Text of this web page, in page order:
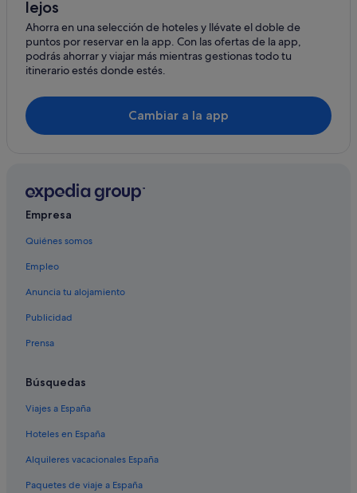
Takapuna hoteles
Herne Bay hoteles
Hoteles baratos en Auckland
Kingsland hoteles
Greenlane hoteles
Milford hoteles
Te Atatu South hoteles
Epsom hoteles
Hoteles con conserje en Parnell
Mangere hoteles
Newmarket hoteles
Isla Waiheke
Muriwai
Pakiri
lejos
Ahorra en una selección de hoteles y llévate el doble de
puntos por reservar en la app. Con las ofertas de la app,
podrás ahorrar y viajar más mientras gestionas todo tu
itinerario estés donde estés.
Cambiar a la app
Empresa
Quiénes somos
Empleo
Anuncia tu alojamiento
Publicidad
Prensa
Búsquedas
Viajes a España
Hoteles en España
Alquileres vacacionales España
Paquetes de viaje a España